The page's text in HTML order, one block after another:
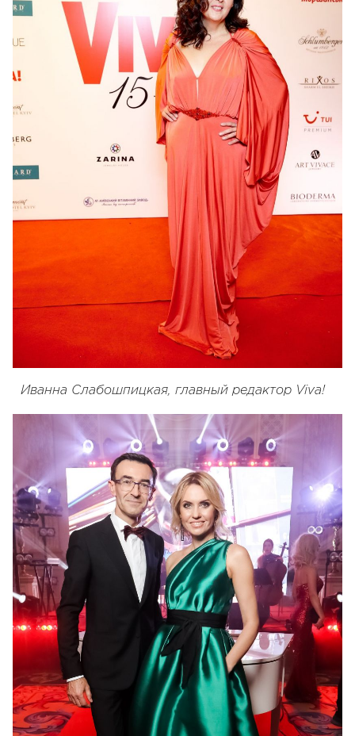
Иванна Слабошпицкая, главный редактор Viva!